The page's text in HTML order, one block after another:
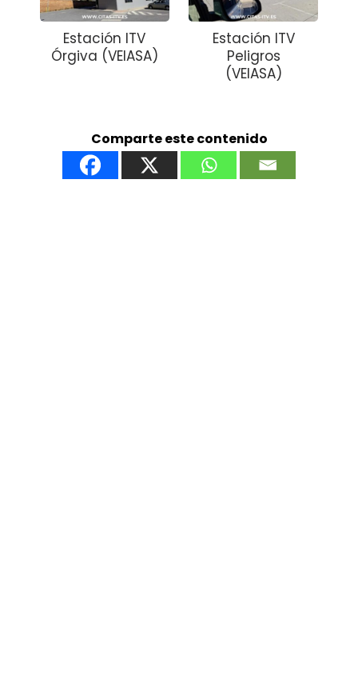
Estación ITV
Órgiva (VEIASA)
Estación ITV
Peligros
(VEIASA)
Comparte este contenido